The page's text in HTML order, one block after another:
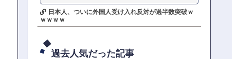
日本人、ついに外国人受け入れ反対が過半数突破ｗ
ｗｗｗｗ
過去人気だった記事